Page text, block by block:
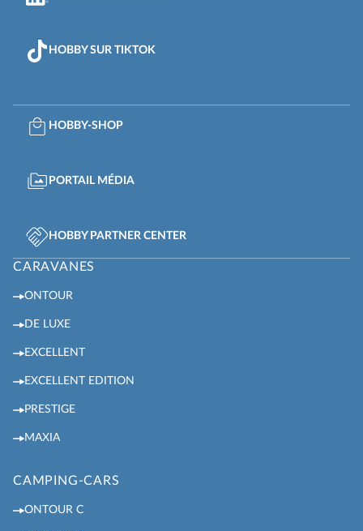
HOBBY SUR TIKTOK
HOBBY-SHOP
PORTAIL MÉDIA
HOBBY PARTNER CENTER
CARAVANES
ONTOUR
DE LUXE
EXCELLENT
EXCELLENT EDITION
PRESTIGE
MAXIA
CAMPING-CARS
ONTOUR C